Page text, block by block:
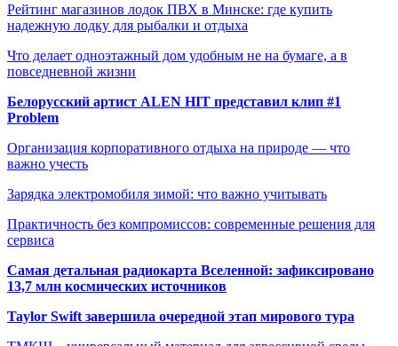
Рейтинг магазинов лодок ПВХ в Минске: где купить
надежную лодку для рыбалки и отдыха
Что делает одноэтажный дом удобным не на бумаге, а в
повседневной жизни
Белорусский артист ALEN HIT представил клип #1
Problem
Организация корпоративного отдыха на природе — что
важно учесть
Зарядка электромобиля зимой: что важно учитывать
Практичность без компромиссов: современные решения для
сервиса
Самая детальная радиокарта Вселенной: зафиксировано
13,7 млн космических источников
Taylor Swift завершила очередной этап мирового тура